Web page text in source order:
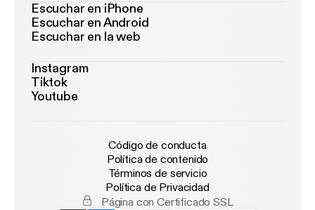
Escuchar en iPhone
Escuchar en Android
Escuchar en la web
Instagram
Tiktok
Youtube
Código de conducta
Política de contenido
Términos de servicio
Política de Privacidad
Página con Certificado SSL